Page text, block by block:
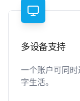
多设备支持
一个账户可同
字生活。